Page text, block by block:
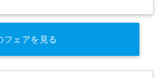
フェアを見る